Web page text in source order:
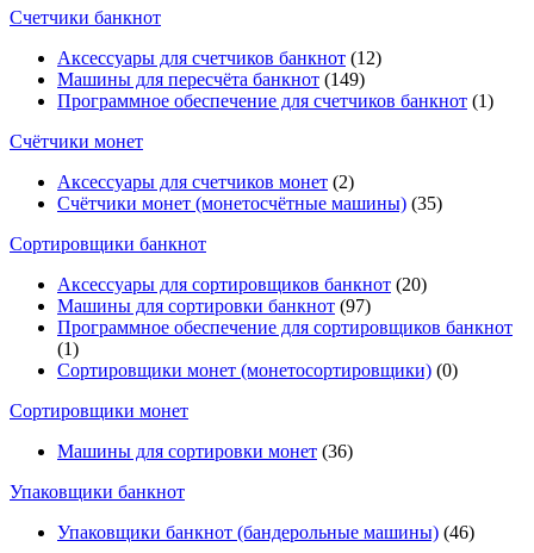
Счетчики банкнот
Аксессуары для счетчиков банкнот (12)
Машины для пересчёта банкнот (149)
Программное обеспечение для счетчиков банкнот (1)
Счётчики монет
Аксессуары для счетчиков монет (2)
Счётчики монет (монетосчётные машины) (35)
Cортировщики банкнот
Аксессуары для сортировщиков банкнот (20)
Машины для сортировки банкнот (97)
Программное обеспечение для сортировщиков банкнот
(1)
Сортировщики монет (монетосортировщики) (0)
Сортировщики монет
Машины для сортировки монет (36)
Упаковщики банкнот
Упаковщики банкнот (бандерольные машины) (46)